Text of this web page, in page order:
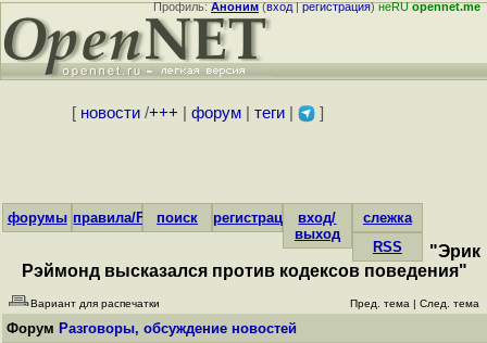
Профиль:Аноним(вход|регистрация)неRUopennet.me
[ новости/+++ форум| теги| ]
форумы правила/FAQпоиск регистрациявход/
выход
слежка
RSS
"Эрик
Рэймонд высказался против кодексов поведения"
Вариант для распечатки Пред. тема | След. тема
Форум Разговоры, обсуждение новостей